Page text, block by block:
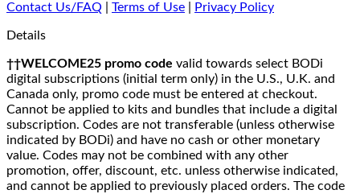
Contact Us/FAQ Terms of Use Privacy Policy
Details
††WELCOME25 promo code valid towards select BODi
digital subscriptions (initial term only) in the U.S., U.K. and
Canada only, promo code must be entered at checkout.
Cannot be applied to kits and bundles that include a digital
subscription. Codes are not transferable (unless otherwise
indicated by BODi) and have no cash or other monetary
value. Codes may not be combined with any other
promotion, offer, discount, etc. unless otherwise indicated,
and cannot be applied to previously placed orders. The code